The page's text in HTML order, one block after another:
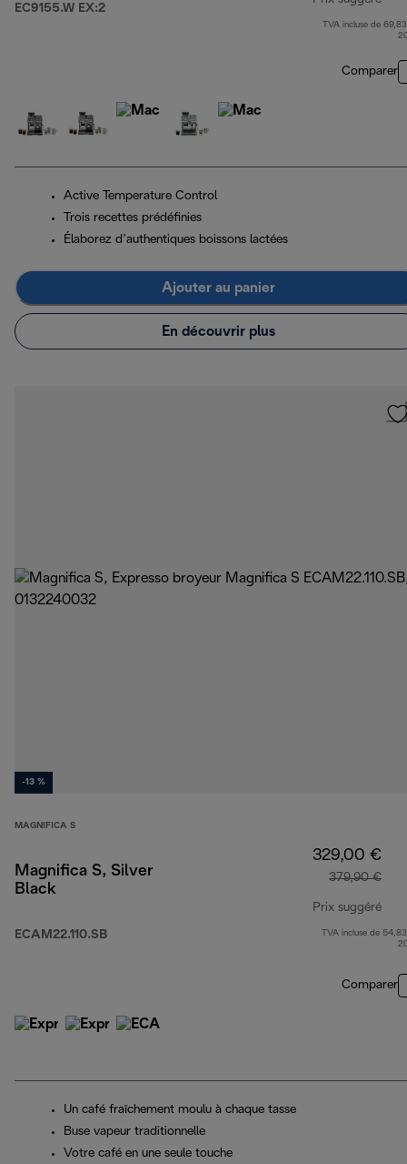
EC9155.W EX:2
TVA incluse de
Comparer
Active Temperature Control
Trois recettes prédéfinies
Élaborez d’authentiques boissons lactées
Ajouter au panier
En découvrir plus
-13 %
MAGNIFICA S
Magnifica S, Silver
Black
ECAM22.110.SB
329,00 €
379,90 €
Prix suggéré
TVA incluse de
Comparer
Un café fraîchement moulu à chaque tasse
Buse vapeur traditionnelle
Votre café en une seule touche